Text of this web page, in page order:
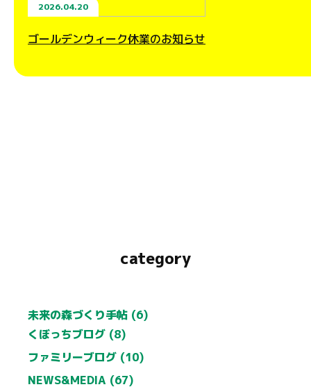
2026.04.20
ゴールデンウィーク休業のお知らせ
category
未来の森づくり手帖 (6)
くぼっちブログ (8)
ファミリーブログ (10)
NEWS&MEDIA (67)